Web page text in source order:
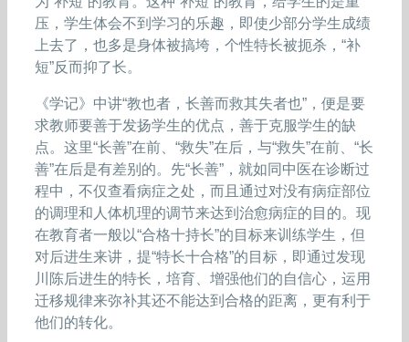
压，学生体会不到学习的乐趣，即使少部分学生成绩
上去了，也多是身体被搞垮，个性特长被扼杀，“补
短”反而抑了长。
《学记》中讲“教也者，长善而救其失者也”，便是要
求教师要善于发扬学生的优点，善于克服学生的缺
点。这里“长善”在前、“救失”在后，与“救失”在前、“长
善”在后是有差别的。先“长善”，就如同中医在诊断过
程中，不仅查看病症之处，而且通过对没有病症部位
的调理和人体机理的调节来达到治愈病症的目的。现
在教育者一般以“合格十持长”的目标来训练学生，但
对后进生来讲，提“特长十合格”的目标，即通过发现
川陈后进生的特长，培育、增强他们的自信心，运用
迁移规律来弥补其还不能达到合格的距离，更有利于
他们的转化。